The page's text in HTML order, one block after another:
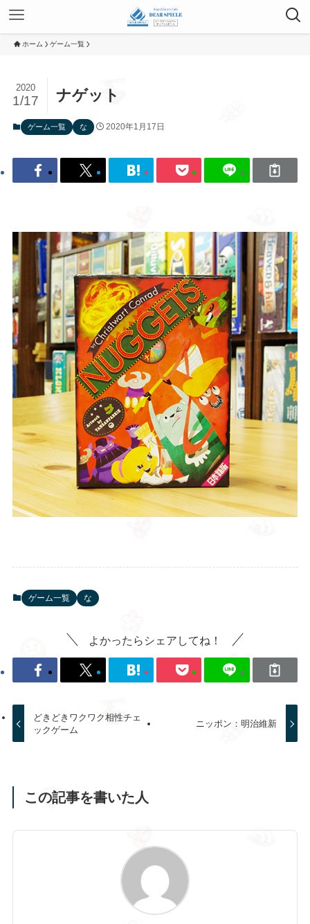
ホーム ゲーム一覧
ナゲット
2020
1/17
ゲーム一覧 な 2020年1月17日
ゲーム一覧 な
よかったらシェアしてね！
どきどきワクワク相性チェ
ックゲーム
ニッポン：明治維新
この記事を書いた人